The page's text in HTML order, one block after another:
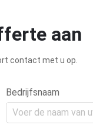
aan
contact met u op.
Bedrijfsnaam